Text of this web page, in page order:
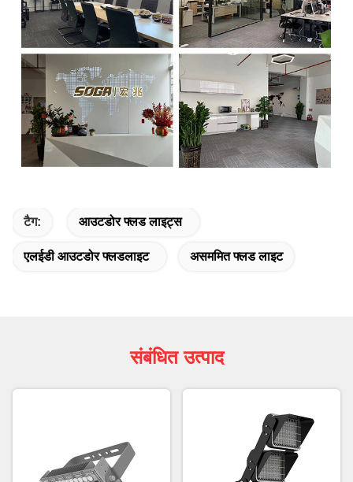
टैग: आउटडोर फ्लड लाइट्स
एलईडी आउटडोर फ्लडलाइट असममित फ्लड लाइट
संबंधित उत्पाद